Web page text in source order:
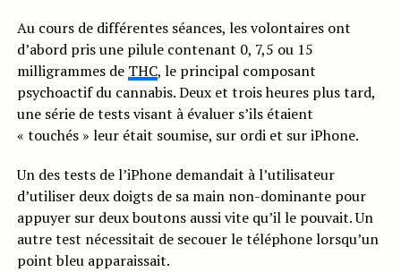
Au cours de différentes séances, les volontaires ont
d’abord pris une pilule contenant 0, 7,5 ou 15
milligrammes de THC, le principal composant
psychoactif du cannabis. Deux et trois heures plus tard,
une série de tests visant à évaluer s’ils étaient
« touchés » leur était soumise, sur ordi et sur iPhone.
Un des tests de l’iPhone demandait à l’utilisateur
d’utiliser deux doigts de sa main non-dominante pour
appuyer sur deux boutons aussi vite qu’il le pouvait. Un
autre test nécessitait de secouer le téléphone lorsqu’un
point bleu apparaissait.